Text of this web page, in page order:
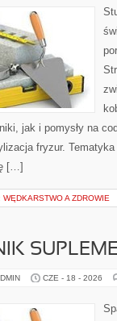
jak i pomysły na
fryzur.
[…]
WĘDKARSTWO A ZDROWIE
CZE - 18 - 2026